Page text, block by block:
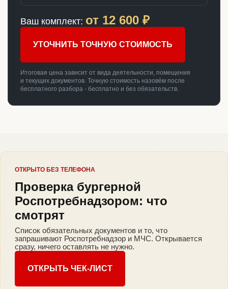
Ваш комплект: от 12 600 ₽
УТОЧНИТЬ ТОЧНУЮ СТОИМОСТЬ
Итоговая цена зависит от вида деятельности, помещения
и текущих документов. Точную стоимость назовём после
бесплатного разбора - бесплатно и без обязательств.
ОТКРЫТО БЕЗ ТЕЛЕФОНА
Проверка бургерной
Роспотребнадзором: что
смотрят
Список обязательных документов и то, что
запрашивают Роспотребнадзор и МЧС. Открывается
сразу, ничего оставлять не нужно.
ОТКРЫТЬ ЧЕК-ЛИСТ